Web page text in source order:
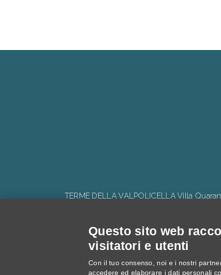
TERME DELLA VALPOLICELLA Villa
Progetto:
Questo sito web
visitatori e utenti
Con il tuo consenso, noi e i nostri
accedere ed elaborare i dati personali